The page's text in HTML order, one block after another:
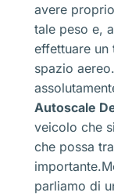
avere
tale peso e,
effettuare
spazio
Autoscale
veicolo che
che possa
parliamo di